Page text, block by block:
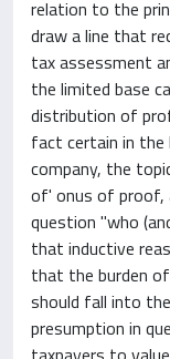
relation to the
draw a line that
tax assessment
the limited base
distribution of
fact certain in the
company, the
of' onus of proof,
question "who
that inductive
that the burden
should fall into
presumption in